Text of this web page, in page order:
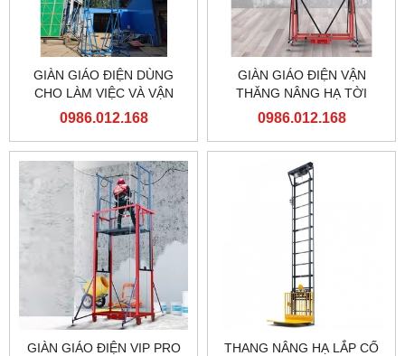
GIÀN GIÁO ĐIỆN DÙNG
CHO LÀM VIỆC VÀ VẬN
CHUYỂN TRÊN CAO
0986.012.168
GIÀN GIÁO ĐIỆN VẬN
THĂNG NÂNG HẠ TỜI
HÀNG
0986.012.168
GIÀN GIÁO ĐIỆN VIP PRO
THANG NÂNG HẠ LẮP CỐ